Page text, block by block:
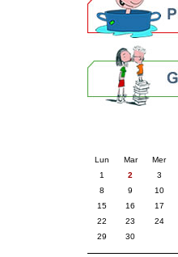
Lun Mar Mer
1
2 3
8
9 10
15
16 17
22
23 24
29
30